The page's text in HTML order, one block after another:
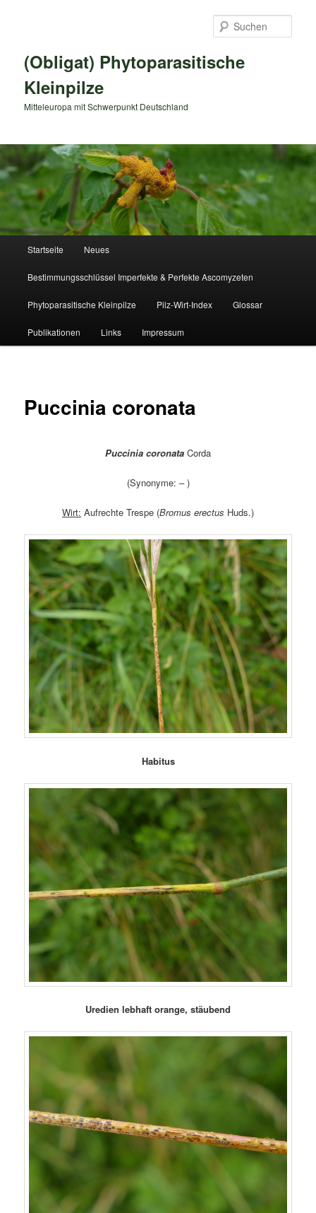
(Obligat) Phytoparasitische
Kleinpilze
Mitteleuropa mit Schwerpunkt Deutschland
Startseite Neues
Bestimmungsschlüssel Imperfekte & Perfekte Ascomyzeten
Phytoparasitische Kleinpilze Pilz-Wirt-Index Glossar
Publikationen Links Impressum
Puccinia coronata
Puccinia coronata Corda
(Synonyme: – )
Wirt: Aufrechte Trespe (Bromus erectus Huds.)
Habitus
Uredien lebhaft orange, stäubend